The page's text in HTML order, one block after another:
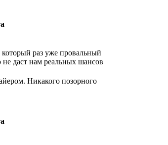
раз уже провальный
даст нам реальных шансов
Никакого позорного